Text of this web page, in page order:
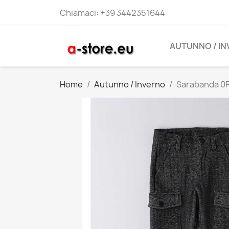
Chiamaci: +39 3442351644
AUTUNNO /
Home Autunno / Inverno Sarabanda